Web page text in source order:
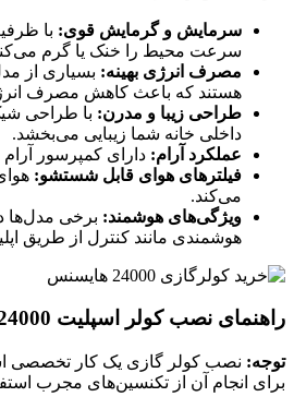
سرمایش و گرمایش قوی:
سرعت محیط را خنک یا گرم
مصرف انرژی بهینه: بسیاری از
هستند که باعث کاهش مصرف
طراحی زیبا و مدرن: با طراحی
داخلی خانه شما زیبایی می‌بخشد.
عملکرد آرام: دارای کمپرسور
فیلترهای هوای قابل شستشو:
می‌کند.
ویژگی‌های هوشمند: برخی مدل‌ها
هوشمندی مانند کنترل از طریق
راهنمای نصب کولر اسپلیت 24000 هایسنس (Hisens):
توجه: نصب کولر گازی یک کار تخصصی
برای انجام آن از تکنسین‌های مجرب